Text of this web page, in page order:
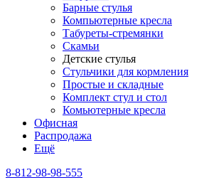
Барные стулья
Компьютерные кресла
Табуреты-стремянки
Скамьи
Детские стулья
Стульчики для кормления
Простые и складные
Комплект стул и стол
Комьютерные кресла
Офисная
Распродажа
Eщё
8-812-98-98-555